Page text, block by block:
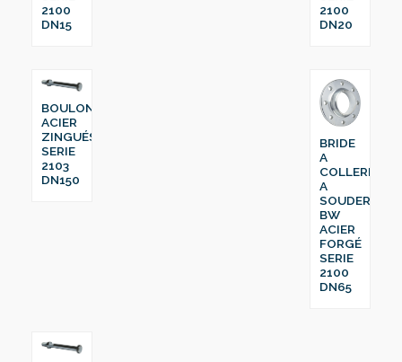
2100
DN15
2100
DN20
BOULON
ACIER
ZINGUÉS
SERIE
2103
DN150
BRIDE
A
COLLERETTE
A
SOUDER
BW
ACIER
FORGÉ
SERIE
2100
DN65